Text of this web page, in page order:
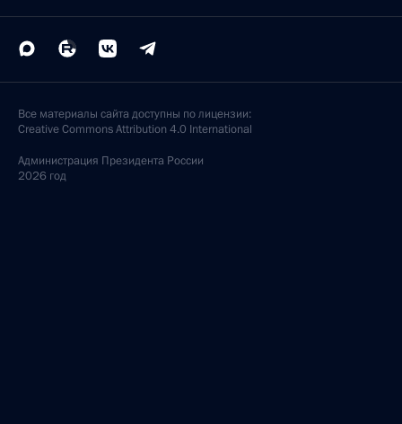
Все материалы сайта доступны по лицензии:
Creative Commons Attribution 4.0 International
Администрация Президента России
2026 год